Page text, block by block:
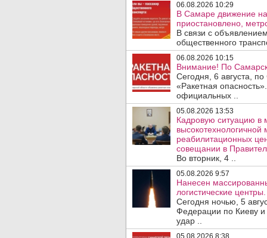
06.08.2026 10:29
В Самаре движение
приостановлено,
В связи с
общественного
06.08.2026 10:15
Внимание! По
Сегодня, 6 августа,
«Ракетная
официальных ..
05.08.2026 13:53
Кадровую ситуацию в
реабилитационных
совещании в
Во вторник, 4 ..
05.08.2026 9:57
Нанесен
логистические центры.
Сегодня ночью, 5
Федерации по Киеву и
удар ..
05.08.2026 8:38